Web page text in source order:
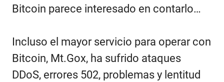
Bitcoin parece interesado en contarlo…
Incluso el mayor servicio para operar con
Bitcoin, Mt.Gox, ha sufrido ataques
DDoS, errores 502, problemas y lentitud